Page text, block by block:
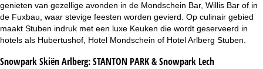
genieten van gezellige avonden in de Mondschein Bar, Willis Bar of in
de Fuxbau, waar stevige feesten worden gevierd. Op culinair gebied
maakt Stuben indruk met een luxe Keuken die wordt geserveerd in
hotels als Hubertushof, Hotel Mondschein of Hotel Arlberg Stuben.
Snowpark Skiën Arlberg:STANTON PARK & Snowpark Lech